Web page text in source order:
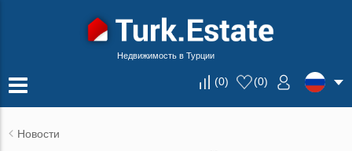
Недвижимость в Турции
(0) (0)
Новости